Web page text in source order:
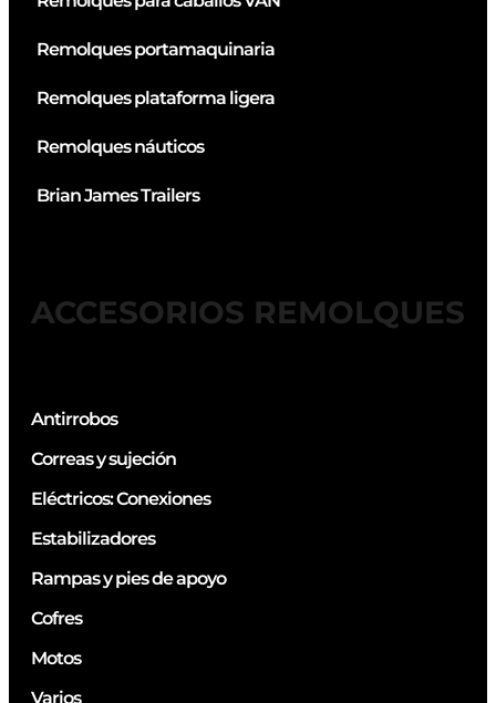
Remolques portamaquinaria
Remolques plataforma ligera
Remolques náuticos
Brian James Trailers
ACCESORIOS REMOLQUES
Antirrobos
Correas y sujeción
Eléctricos: Conexiones
Estabilizadores
Rampas y pies de apoyo
Cofres
Motos
Varios